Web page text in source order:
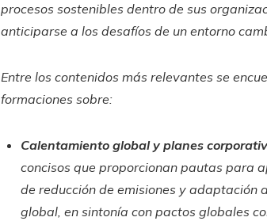
procesos sostenibles dentro de sus
anticiparse a los desafíos de un entorno
Entre los contenidos más relevantes se
formaciones sobre:
Calentamiento global y planes
concisos que proporcionan pautas para
de reducción de emisiones y adaptación
global, en sintonía con pactos globales